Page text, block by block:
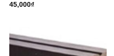
45,000₫